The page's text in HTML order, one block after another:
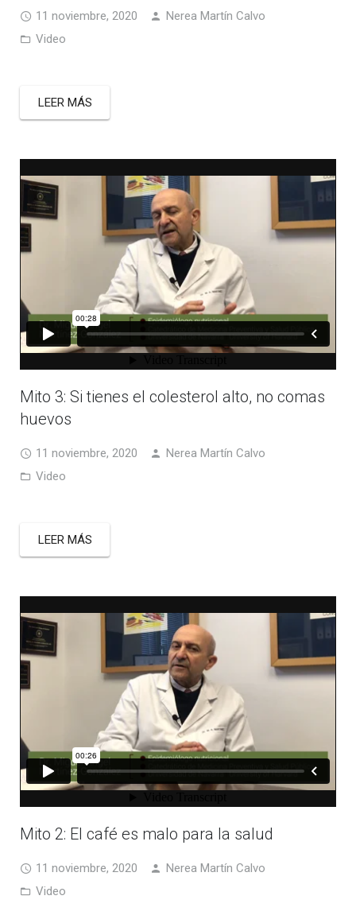
11 noviembre, 2020
Nerea Martín Calvo
Video
LEER MÁS
Mito 3: Si tienes el colesterol alto, no comas
huevos
11 noviembre, 2020
Nerea Martín Calvo
Video
LEER MÁS
Mito 2: El café es malo para la salud
11 noviembre, 2020
Nerea Martín Calvo
Video